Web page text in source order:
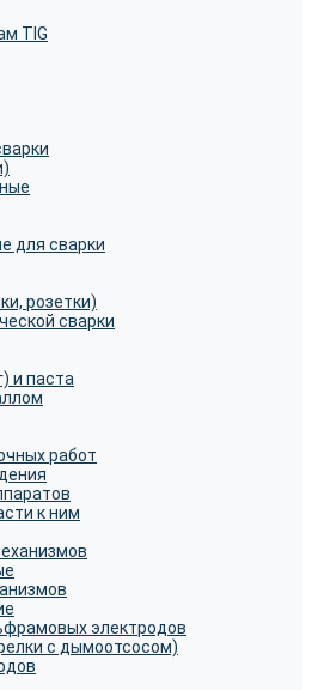
TIG
для сварки
розетки)
сварки
и паста
работ
к ним
электродов
с дымоотсосом)